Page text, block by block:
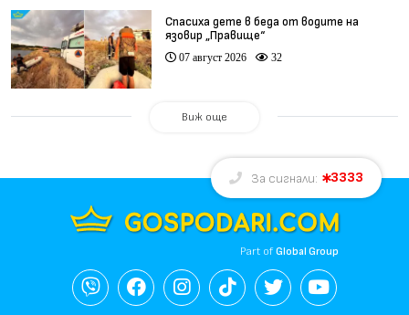
Спасиха дете в беда от водите на
язовир „Правище“
07 август 2026 32
Виж още
За сигнали: 3333
Part ofGlobal Group